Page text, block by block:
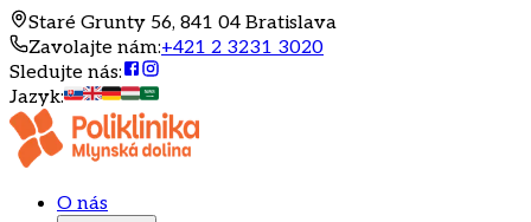
Staré Grunty 56, 841 04 Bratislava
Zavolajte nám:+421 2 3231 3020
Sledujte nás:
Jazyk:
O nás